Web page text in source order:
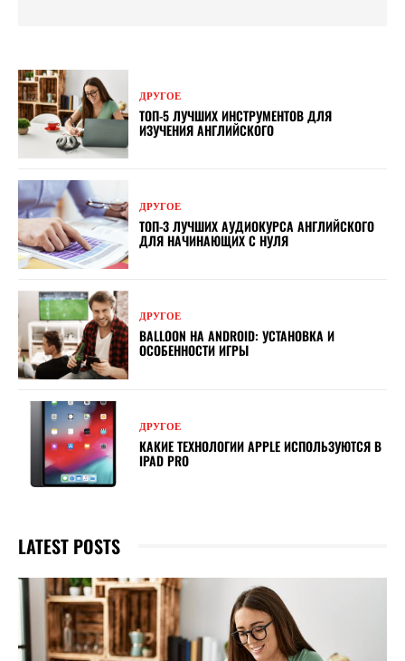
ДРУГОЕ
ТОП-5 ЛУЧШИХ ИНСТРУМЕНТОВ ДЛЯ
ИЗУЧЕНИЯ АНГЛИЙСКОГО
ДРУГОЕ
ТОП-3 ЛУЧШИХ АУДИОКУРСА АНГЛИЙСКОГО
ДЛЯ НАЧИНАЮЩИХ С НУЛЯ
ДРУГОЕ
BALLOON НА ANDROID: УСТАНОВКА И
ОСОБЕННОСТИ ИГРЫ
ДРУГОЕ
КАКИЕ ТЕХНОЛОГИИ APPLE ИСПОЛЬЗУЮТСЯ В
IPAD PRO
LATEST POSTS